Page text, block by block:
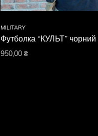
MILITARY
Футболка “КУЛЬТ” чорний
950,00 ₴